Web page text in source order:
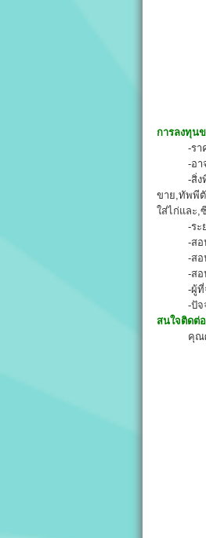
การลงทุน
-รา
-อา
-สิ่ง
ขาย,ทัพพีตั
ใส่ไก่และ,
-ร
-ส
-สอ
-สอ
-ผู้ที่
-ปัจ
สนใจติดต่
คุณ